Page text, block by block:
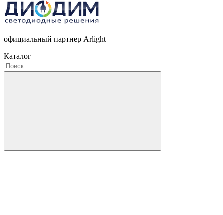
официальный партнер Arlight
Каталог